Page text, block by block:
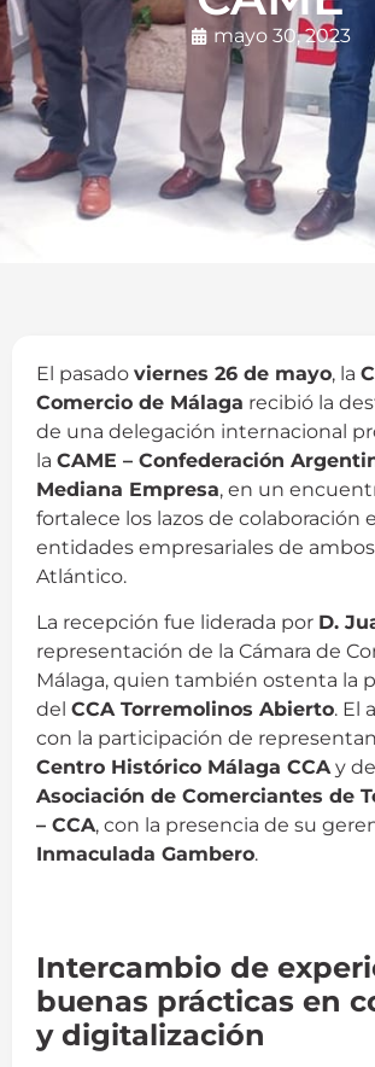
mayo 30, 2023
El pasado viernes 26 de mayo, la
Comercio de Málaga recibió la
de una delegación internacional
la CAME – Confederación
Mediana Empresa, en un
fortalece los lazos de colaboración
entidades empresariales de
Atlántico.
La recepción fue liderada por D.
representación de la Cámara de
Málaga, quien también ostenta la
del CCA Torremolinos Abierto. El
con la participación de
Centro Histórico Málaga CCAy
Asociación de Comerciantes de
– CCA, con la presencia de su
Inmaculada Gambero.
Intercambio de
buenas prácticas en
y digitalización